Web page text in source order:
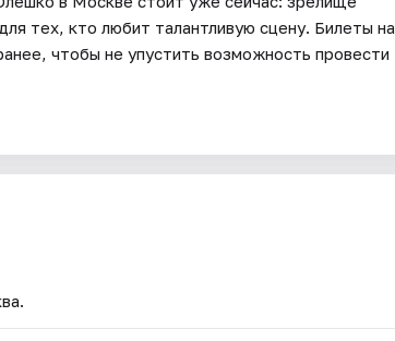
тех, кто любит талантливую сцену. Билеты на
чтобы не упустить возможность провести